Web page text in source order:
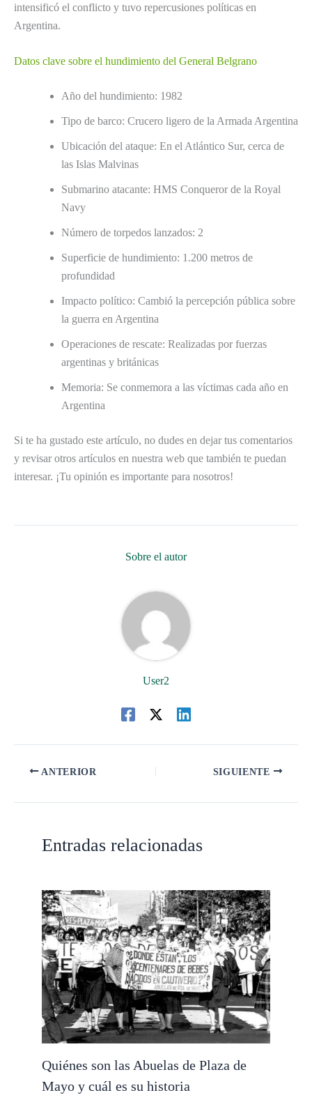
intensificó el conflicto y tuvo repercusiones políticas en
Argentina.
Datos clave sobre el hundimiento del General Belgrano
Año del hundimiento: 1982
Tipo de barco: Crucero ligero de la Armada Argentina
Ubicación del ataque: En el Atlántico Sur, cerca de
las Islas Malvinas
Submarino atacante: HMS Conqueror de la Royal
Navy
Número de torpedos lanzados: 2
Superficie de hundimiento: 1.200 metros de
profundidad
Impacto político: Cambió la percepción pública sobre
la guerra en Argentina
Operaciones de rescate: Realizadas por fuerzas
argentinas y británicas
Memoria: Se conmemora a las víctimas cada año en
Argentina
Si te ha gustado este artículo, no dudes en dejar tus comentarios
y revisar otros artículos en nuestra web que también te puedan
interesar. ¡Tu opinión es importante para nosotros!
Sobre el autor
User2
ANTERIOR SIGUIENTE
Entradas relacionadas
Quiénes son las Abuelas de Plaza de
Mayo y cuál es su historia